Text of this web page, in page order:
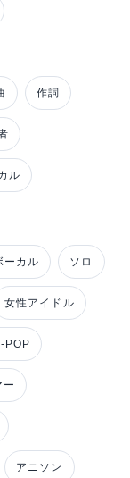
作詞
ル
ーカル ソロ
女性アイドル
POP
ー
アニソン